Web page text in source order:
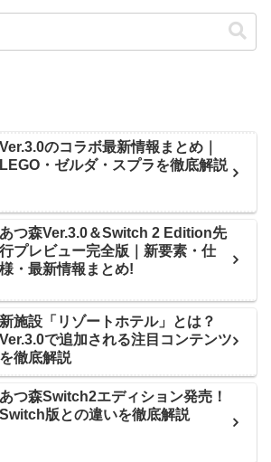
Ver.3.0のコラボ最新情報まとめ｜
LEGO・ゼルダ・スプラを徹底解説
あつ森Ver.3.0＆Switch 2 Edition先
行プレビュー完全版｜新要素・仕
様・最新情報まとめ!
新施設「リゾートホテル」とは？
Ver.3.0で追加される注目コンテンツ
を徹底解説
あつ森Switch2エディション発売！
Switch版との違いを徹底解説